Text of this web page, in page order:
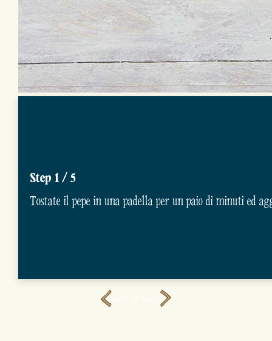
Step 1 / 5
Tostate il pepe in una padella per un paio di minuti ed
Scorri la Ricetta